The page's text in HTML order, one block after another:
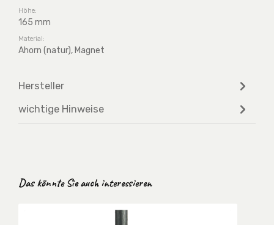
Höhe:
165 mm
Material:
Ahorn (natur), Magnet
Hersteller
wichtige Hinweise
Produktgalerie überspringen
Das könnte Sie auch interessieren